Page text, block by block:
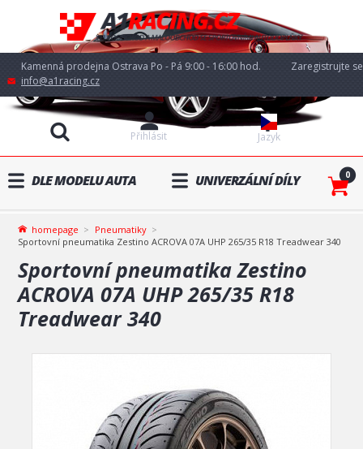
Kamenná prodejna Ostrava Po - Pá 9:00 - 16:00 hod.
info@a1racing.cz
Jazyk
Přihlásit
Zaregistrujte se
DLE MODELU AUTA UNIVERZÁLNÍ DÍLY 0
homepage
Pneumatiky
Sportovní pneumatika Zestino ACROVA 07A UHP 265/35 R18 Treadwear 340
Sportovní pneumatika Zestino
ACROVA 07A UHP 265/35 R18
Treadwear 340